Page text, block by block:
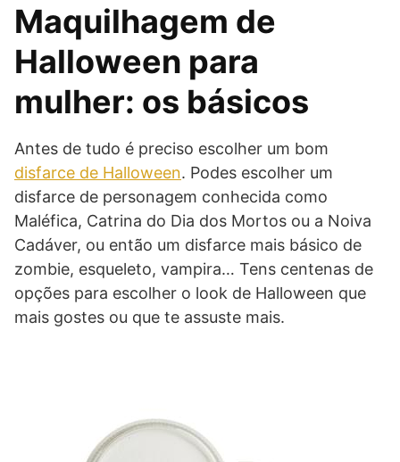
Maquilhagem de
Halloween para
mulher: os básicos
Antes de tudo é preciso escolher um bom
disfarce de Halloween. Podes escolher um
disfarce de personagem conhecida como
Maléfica, Catrina do Dia dos Mortos ou a Noiva
Cadáver, ou então um disfarce mais básico de
zombie, esqueleto, vampira… Tens centenas de
opções para escolher o look de Halloween que
mais gostes ou que te assuste mais.